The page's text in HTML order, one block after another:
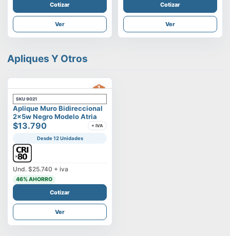
Cotizar
Ver
Cotizar
Ver
Apliques Y Otros
SKU 9021
Aplique Muro Bidireccional
2x5w Negro Modelo Atria
$13.790 + IVA
Desde 12 Unidades
Und. $25.740 + iva
46% AHORRO
Cotizar
Ver